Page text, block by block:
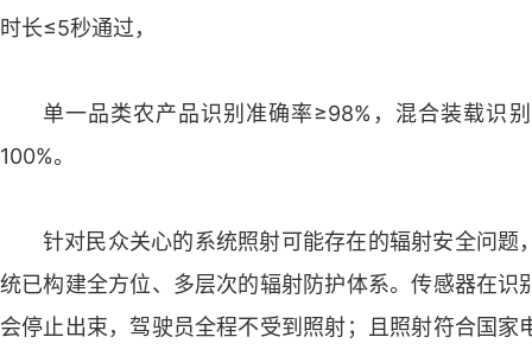
时长≤5秒通过，
单一品类农产品识别准确率≥98%，混合装载识
100%。
针对民众关心的系统照射可能存在的辐射安全问
统已构建全方位、多层次的辐射防护体系。传感器在
会停止出束，驾驶员全程不受到照射；且照射符合国